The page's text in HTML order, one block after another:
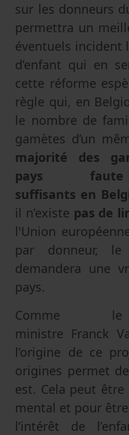
sur les donneurs
permettra un
éventuels incident
d’enfant qui en
cette réforme
règle qui, en
le nombre de
gamètes d’un
majorité des
pays
suffisants en
il n’existe pas de
l'Union
par donneur,
demandera une
pays.
Comme
ministre Franck
l’origine de ce
origines permet
est. Cela peut
mental et pour
l’intérêt de